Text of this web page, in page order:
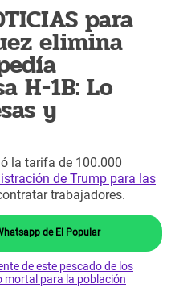
para
elimina
H-1B: Lo
y
la tarifa de 100.000
de Trump para las
trabajadores.
de El Popular
de este pescado de los
mortal para la población